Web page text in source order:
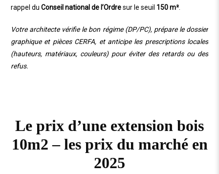
rappel du Conseil national de l’Ordresur le seuil 150 m².
Votre architecte vérifie le bon régime (DP/PC), prépare le dossier
graphique et pièces CERFA, et anticipe les prescriptions locales
(hauteurs, matériaux, couleurs) pour éviter des retards ou des
refus.
Le prix d’une extension bois
10m2 – les prix du marché en
2025